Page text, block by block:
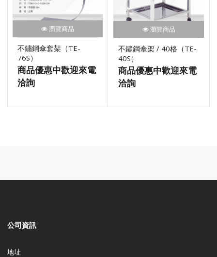
瀏覽商品
不鏽鋼傘套架（TE-
76S）
商品優惠中歡迎來電
洽詢
瀏覽商品
不鏽鋼傘架 / 40格（TE-
40S）
商品優惠中歡迎來電
洽詢
公司資訊
地址